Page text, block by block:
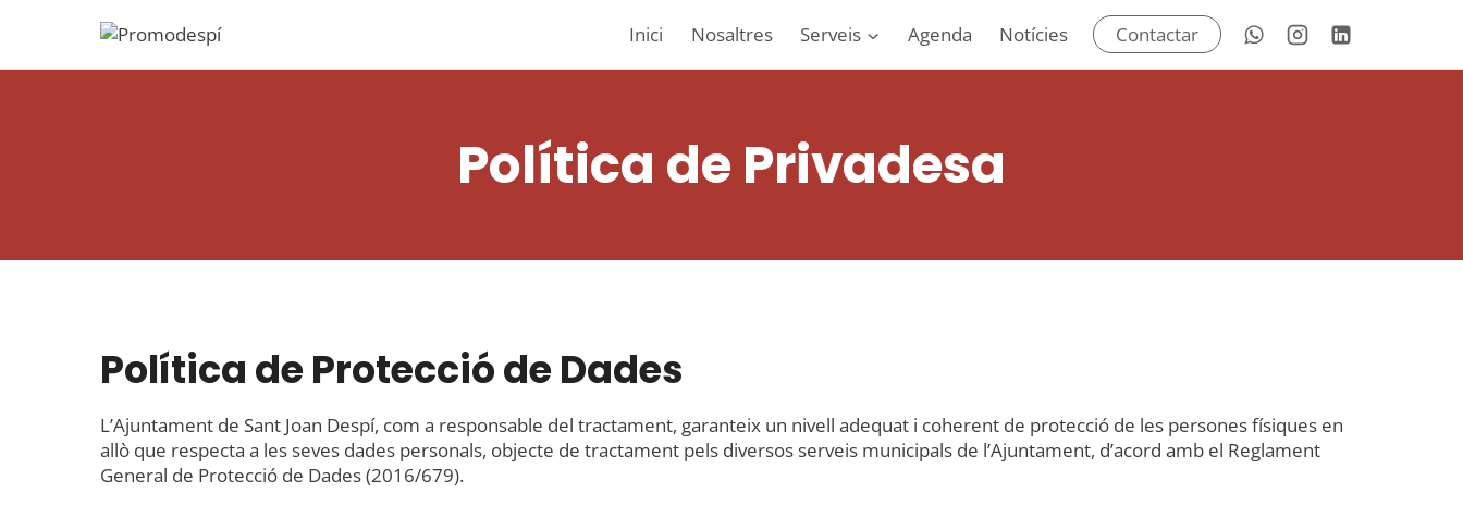
Inici Nosaltres Serveis Agenda Notícies Contactar
Política de Privadesa
Política de Protecció de Dades
L’Ajuntament de Sant Joan Despí, com a responsable del tractament, garanteix un nivell adequat i coherent de protecció de les persones físiques en
allò que respecta a les seves dades personals, objecte de tractament pels diversos serveis municipals de l’Ajuntament, d’acord amb el Reglament
General de Protecció de Dades (2016/679).